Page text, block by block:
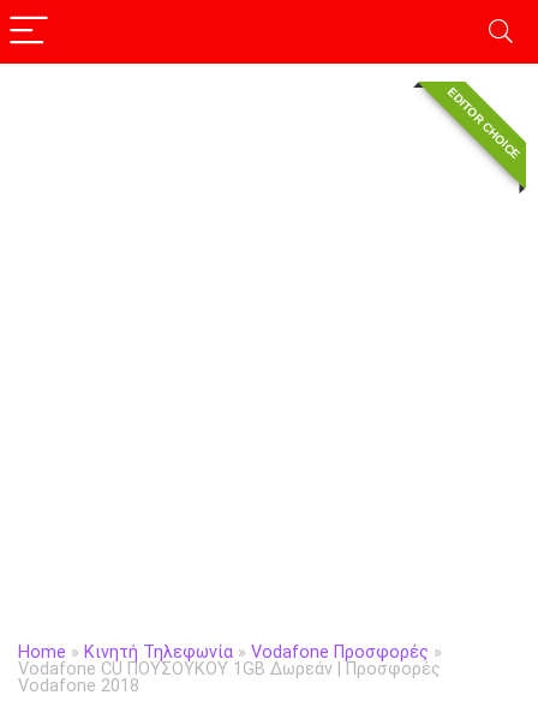
Home » Κινητή Τηλεφωνία » Vodafone Προσφορές »
Vodafone CU ΠΟΥΣΟΥΚΟΥ 1GB Δωρεάν | Προσφορές
Vodafone 2018
EDITOR CHOICE